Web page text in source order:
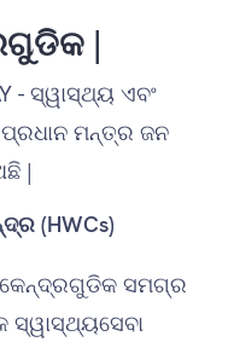
|
- ସ୍ୱାସ୍ଥ୍ୟ ଏବଂ
ପ୍ରଧାନ ମନ୍ତ୍ର ଜନ
|
(HWCs)
କେନ୍ଦ୍ରଗୁଡିକ ସମଗ୍ର
ସ୍ୱାସ୍ଥ୍ୟସେବା